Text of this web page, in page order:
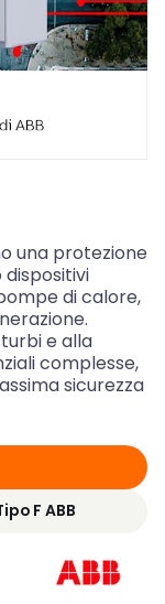
una protezione
di calore,
e alla
complesse,
sicurezza
F ABB